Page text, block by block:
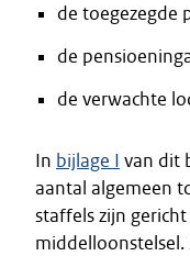
de toegezegde
de
de verwachte
In bijlage I van dit
aantal algemeen
staffels zijn
middelloonstelsel.